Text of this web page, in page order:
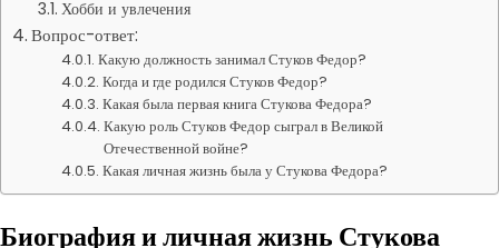
Хобби и увлечения
Вопрос-ответ:
Какую должность занимал Стуков Федор?
Когда и где родился Стуков Федор?
Какая была первая книга Стукова Федора?
Какую роль Стуков Федор сыграл в Великой
Отечественной войне?
Какая личная жизнь была у Стукова Федора?
Биография и личная жизнь Стукова